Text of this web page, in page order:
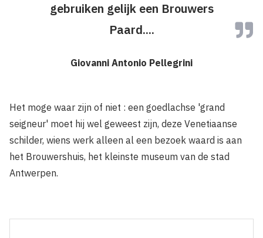
gebruiken gelijk een Brouwers
Paard....
Giovanni Antonio Pellegrini
Het moge waar zijn of niet : een goedlachse 'grand
seigneur' moet hij wel geweest zijn, deze Venetiaanse
schilder, wiens werk alleen al een bezoek waard is aan
het Brouwershuis, het kleinste museum van de stad
Antwerpen.